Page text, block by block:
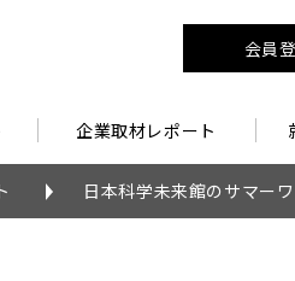
会員
企業取材レポート
日本科学未来館のサマー